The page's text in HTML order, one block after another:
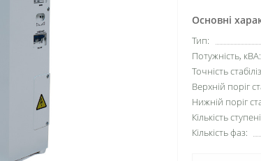
Основні
Тип:
Потужність, кВА:
Точність
Верхній поріг
Нижній поріг
Кількість
Кількість фаз: